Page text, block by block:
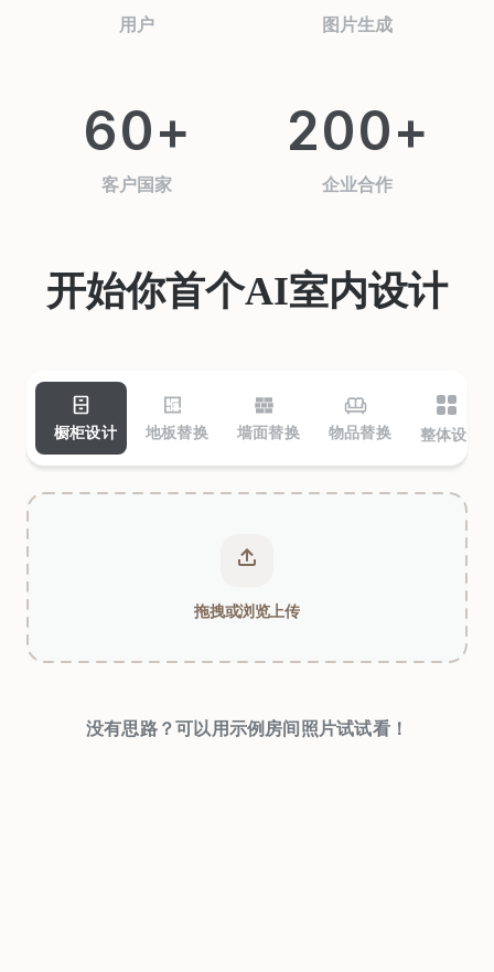
用户 图片生成
60+
客户国家
200+
企业合作
开始你首个AI室内设计
橱柜设计 地板替换 墙面替换 物品替换 整体设计
拖拽或浏览上传
没有思路？可以用示例房间照片试试看！